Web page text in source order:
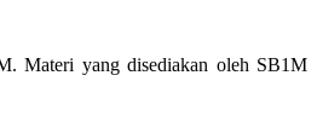
Materi yang disediakan oleh SB1M